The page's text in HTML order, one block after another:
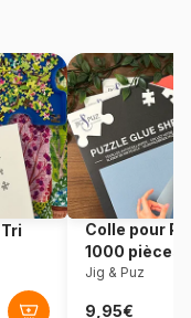
en France
Puzzle-F-90051
Colle pour
1000 pièces
Jig & Puz